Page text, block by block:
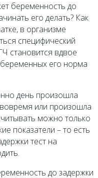
беременность до
его делать? Как
в организме
специфический
становится вдвое
его норма
день произошла
или произошла
можно только
показатели – то есть
тест на